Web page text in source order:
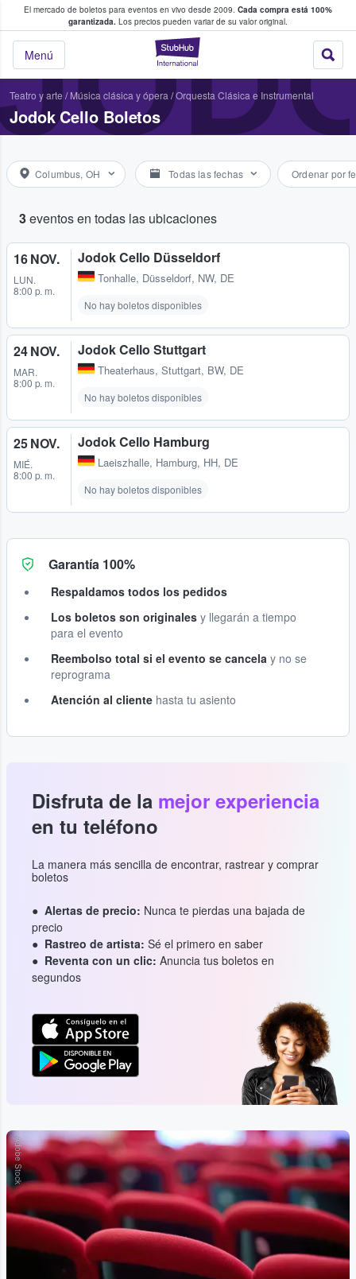
El mercado de boletos para eventos en vivo desde 2009. Cada compra está 100%
garantizada. Los precios pueden variar de su valor original.
StubHub: donde
Menú
fans compran y venden boletos
Teatro y arte / Música clásica y ópera /Orquesta Clásica e Instrumental
Jodok Cello Boletos
Columbus, OH Todas las fechas Ordenar por
3eventos en todas las ubicaciones
16 NOV.
LUN.
8:00 p. m.
Jodok Cello Düsseldorf
Tonhalle, Düsseldorf, NW, DE
No hay boletos disponibles
24 NOV.
MAR.
8:00 p. m.
Jodok Cello Stuttgart
Theaterhaus, Stuttgart, BW, DE
No hay boletos disponibles
25 NOV.
MIÉ.
8:00 p. m.
Jodok Cello Hamburg
Laeiszhalle, Hamburg, HH, DE
No hay boletos disponibles
Garantía 100%
Respaldamos todos los pedidos
Los boletos son originales y llegarán a tiempo
para el evento
Reembolso total si el evento se cancela y no se
reprograma
Atención al cliente hasta tu asiento
Disfruta de la mejor experiencia
en tu teléfono
La manera más sencilla de encontrar, rastrear y comprar
boletos
Alertas de precio: Nunca te pierdas una bajada de
precio
Rastreo de artista: Sé el primero en saber
Reventa con un clic: Anuncia tus boletos en
segundos
Adobe Stock